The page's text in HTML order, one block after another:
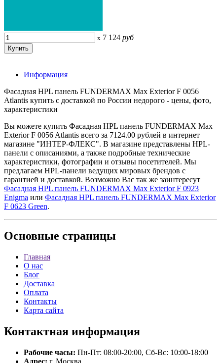
x 7 124 руб
Информация
Фасадная HPL панель FUNDERMAX Max Exterior F 0056
Atlantis купить с доставкой по России недорого - цены, фото,
характеристики
Вы можете купить Фасадная HPL панель FUNDERMAX Max
Exterior F 0056 Atlantis всего за 7124.00 рублей в интернет
магазине "ИНТЕР-ФЛЕКС". В магазине представлены HPL-
панели с описаниями, а также подробные технические
характеристики, фотографии и отзывы посетителей. Мы
предлагаем HPL-панели ведущих мировых брендов с
гарантией и доставкой. Возможно Вас так же заинтересут
Фасадная HPL панель FUNDERMAX Max Exterior F 0923
Enigma или Фасадная HPL панель FUNDERMAX Max Exterior
F 0623 Green.
Основные страницы
Главная
О нас
Блог
Доставка
Оплата
Контакты
Карта сайта
Контактная информация
Рабочие часы: Пн-Пт: 08:00-20:00, Сб-Вс: 10:00-18:00